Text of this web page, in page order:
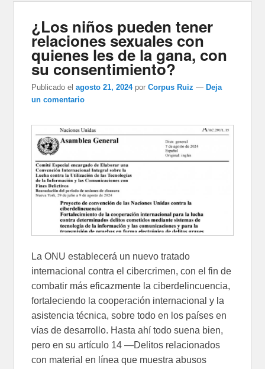
¿Los niños pueden tener
relaciones sexuales con
quienes les de la gana, con
su consentimiento?
Publicado el agosto 21, 2024 porCorpus Ruiz — Deja
un comentario
La ONU establecerá un nuevo tratado
internacional contra el cibercrimen, con el fin de
combatir más eficazmente la ciberdelincuencia,
fortaleciendo la cooperación internacional y la
asistencia técnica, sobre todo en los países en
vías de desarrollo. Hasta ahí todo suena bien,
pero en su artículo 14 —Delitos relacionados
con material en línea que muestra abusos